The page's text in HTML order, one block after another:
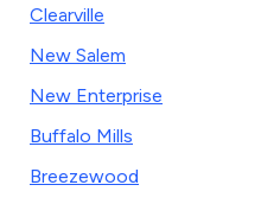
Clearville
New Salem
New Enterprise
Buffalo Mills
Breezewood